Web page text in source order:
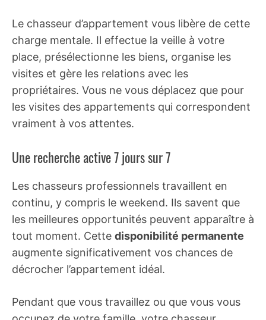
Le chasseur d’appartement vous libère de cette
charge mentale. Il effectue la veille à votre
place, présélectionne les biens, organise les
visites et gère les relations avec les
propriétaires. Vous ne vous déplacez que pour
les visites des appartements qui correspondent
vraiment à vos attentes.
Une recherche active 7 jours sur 7
Les chasseurs professionnels travaillent en
continu, y compris le weekend. Ils savent que
les meilleures opportunités peuvent apparaître à
tout moment. Cette disponibilité permanente
augmente significativement vos chances de
décrocher l’appartement idéal.
Pendant que vous travaillez ou que vous vous